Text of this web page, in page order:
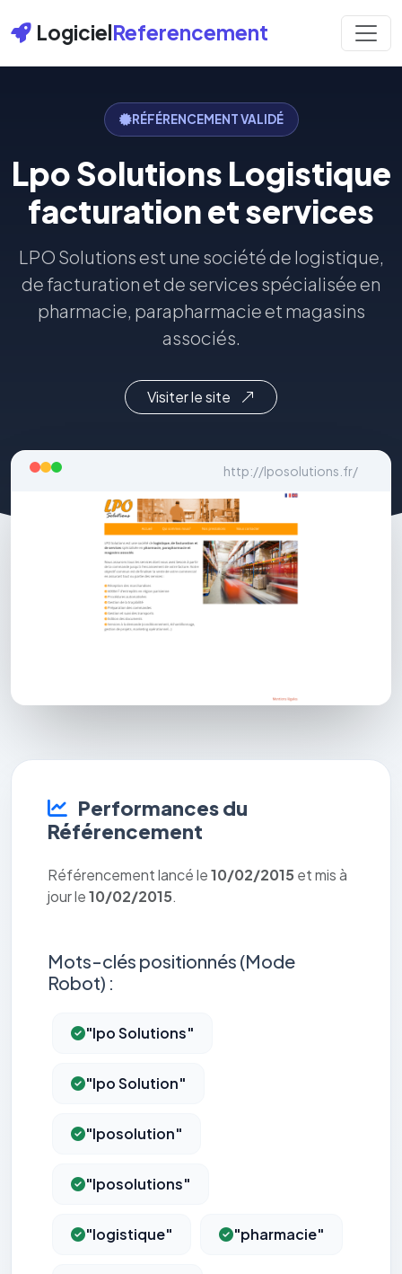
LogicielReferencement
RÉFÉRENCEMENT VALIDÉ
Lpo Solutions Logistique
facturation et services
LPO Solutions est une société de logistique,
de facturation et de services spécialisée en
pharmacie, parapharmacie et magasins
associés.
Visiter le site
http://lposolutions.fr/
Performances du
Référencement
Référencement lancé le10/02/2015 et mis à
jour le10/02/2015.
Mots-clés positionnés (Mode
Robot) :
"lpo Solutions"
"lpo Solution"
"lposolution"
"lposolutions"
"logistique" "pharmacie"